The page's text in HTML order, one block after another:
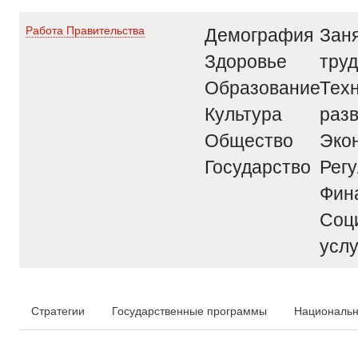
Работа Правительства
Демография
Здоровье
Образование
Культура
Общество
Государство
труд
Стратегии Государственные программы